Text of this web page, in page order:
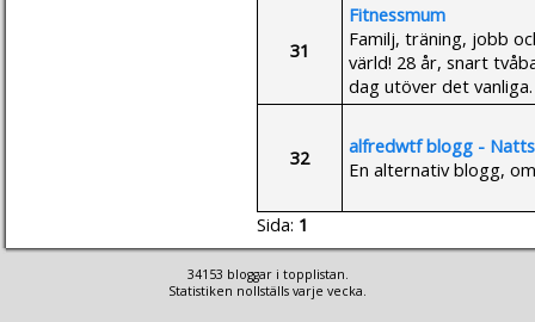
31
Fitnessmum
Familj, träning, jobb
värld! 28 år, snart
dag utöver det vanliga.
32
alfredwtf blogg -
En alternativ blogg,
Sida: 1
34153 bloggar i topplistan.
Statistiken nollställs varje vecka.